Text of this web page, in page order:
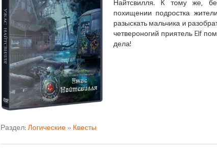
Найтсвилля. К тому же,
похищении подростка
разыскать мальчика и
четвероногий приятель Elf
дела!
Раздел:Логические» Квесты